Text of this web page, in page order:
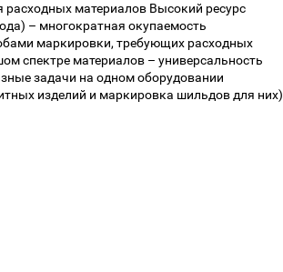
расходных материалов Высокий ресурс
– многократная окупаемость
маркировки, требующих расходных
спектре материалов – универсальность
задачи на одном оборудовании
изделий и маркировка шильдов для них)